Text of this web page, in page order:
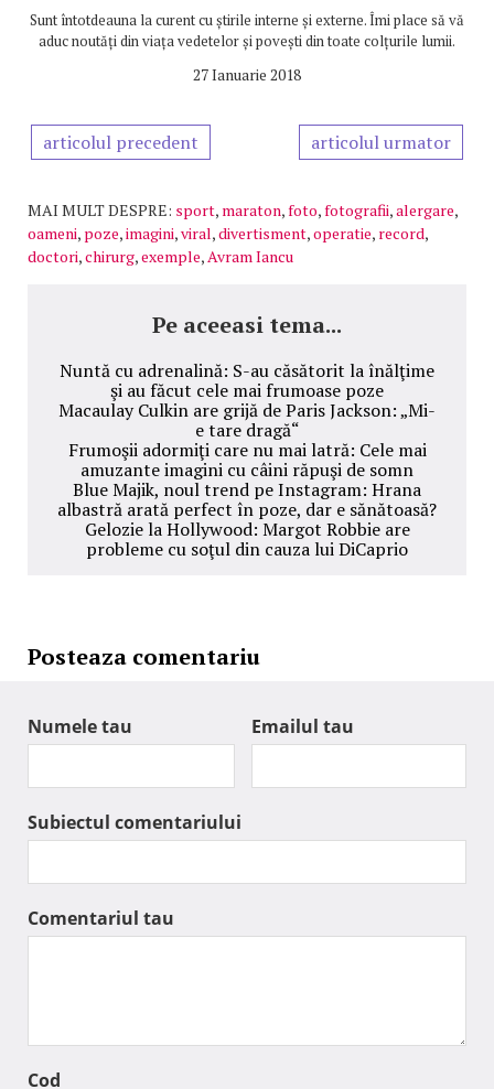
Sunt întotdeauna la curent cu știrile interne și externe. Îmi place să vă
aduc noutăți din viața vedetelor și povești din toate colțurile lumii.
27 Ianuarie 2018
articolul precedent articolul urmator
MAI MULT DESPRE: sport, maraton,foto,fotografii,alergare,
oameni, poze,imagini,viral,divertisment,operatie, record,
doctori,chirurg,exemple,Avram Iancu
Pe aceeasi tema...
Nuntă cu adrenalină: S-au căsătorit la înălţime
şi au făcut cele mai frumoase poze
Macaulay Culkin are grijă de Paris Jackson: „Mi-
e tare dragă“
Frumoşii adormiţi care nu mai latră: Cele mai
amuzante imagini cu câini răpuşi de somn
Blue Majik, noul trend pe Instagram: Hrana
albastră arată perfect în poze, dar e sănătoasă?
Gelozie la Hollywood: Margot Robbie are
probleme cu soţul din cauza lui DiCaprio
Posteaza comentariu
Numele tau Emailul tau
Subiectul comentariului
Comentariul tau
Cod